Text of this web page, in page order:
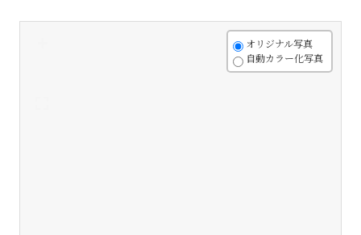
オリジナル写真
自動カラー化写真